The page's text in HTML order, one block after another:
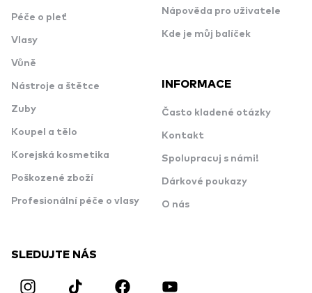
Péče o pleť
Vlasy
Vůně
Nástroje a štětce
Zuby
Koupel a tělo
Korejská kosmetika
Poškozené zboží
Profesionální péče o vlasy
Nápověda pro uživatele
Kde je můj balíček
INFORMACE
Často kladené otázky
Kontakt
Spolupracuj s námi!
Dárkové poukazy
O nás
SLEDUJTE NÁS